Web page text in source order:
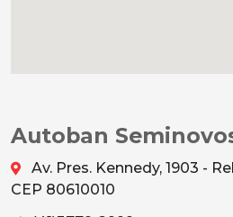
Autoban
Av. Pres. Kennedy, 1903 -
CEP 80610010